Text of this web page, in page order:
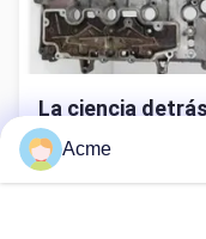
La ciencia
por ultrasonidos
motor
2025-10-23
Acme